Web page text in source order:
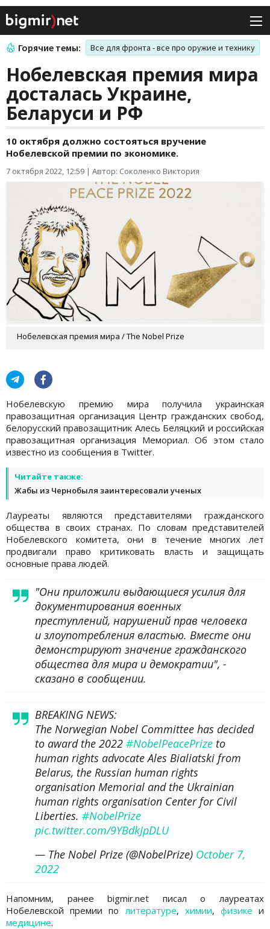
Горячие темы: Все для фронта - все про оружие и технику
Нобелевская премия мира
досталась Украине,
Беларуси и РФ
10 октября должно состояться вручение
Нобелевской премии по экономике.
7 октября 2022, 12:59 | Автор: Соколенко Виктория
Нобелевская премия мира / The Nobel Prize
Нобелевскую премию мира получила украинская
правозащитная организация Центр гражданских свобод,
белорусский правозащитник Алесь Беляцкий и российская
правозащитная организация Мемориал. Об этом стало
известно из сообщения в Twitter.
Читайте также:
Жабы из Чернобыля заинтересовали ученых
Лауреаты являются представителями гражданского
общества в своих странах. По словам представителей
Нобелевского комитета, они в течение многих лет
продвигали право критиковать власть и защищать
основные права людей.
"Они приложили выдающиеся усилия для
документирования военных
преступлений, нарушений прав человека
и злоупотребления властью. Вместе они
демонстрируют значение гражданского
общества для мира и демократии", -
сказано в сообщении.
BREAKING NEWS:
The Norwegian Nobel Committee has decided
to award the 2022 #NobelPeacePrize to
human rights advocate Ales Bialiatski from
Belarus, the Russian human rights
organisation Memorial and the Ukrainian
human rights organisation Center for Civil
Liberties. #NobelPrize
pic.twitter.com/9YBdkJpDLU
— The Nobel Prize (@NobelPrize) October 7,
2022
Напомним, ранее bigmir.net писал о лауреатах
Нобелевской премии по литературе, химии, физике и
медицине.